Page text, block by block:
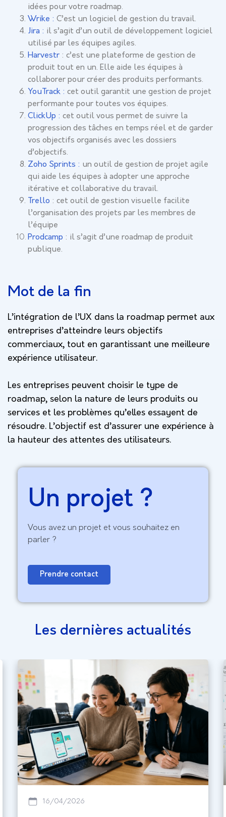
idées pour votre roadmap.
Wrike : C’est un logiciel de gestion du travail.
Jira : il s’agit d’un outil de développement logiciel
utilisé par les équipes agiles.
Harvestr : c’est une plateforme de gestion de
produit tout en un. Elle aide les équipes à
collaborer pour créer des produits performants.
YouTrack : cet outil garantit une gestion de projet
performante pour toutes vos équipes.
ClickUp : cet outil vous permet de suivre la
progression des tâches en temps réel et de garder
vos objectifs organisés avec les dossiers
d’objectifs.
Zoho Sprints : un outil de gestion de projet agile
qui aide les équipes à adopter une approche
itérative et collaborative du travail.
Trello : cet outil de gestion visuelle facilite
l’organisation des projets par les membres de
l’équipe
Prodcamp : il s’agit d’une roadmap de produit
publique.
Mot de la fin
L’intégration de l’UX dans la roadmap permet aux
entreprises d’atteindre leurs objectifs
commerciaux, tout en garantissant une meilleure
expérience utilisateur.
Les entreprises peuvent choisir le type de
roadmap, selon la nature de leurs produits ou
services et les problèmes qu’elles essayent de
résoudre. L’objectif est d’assurer une expérience à
la hauteur des attentes des utilisateurs.
Un projet ?
Vous avez un projet et vous souhaitez en
parler ?
Prendre contact
Les dernières actualités
16/04/2026